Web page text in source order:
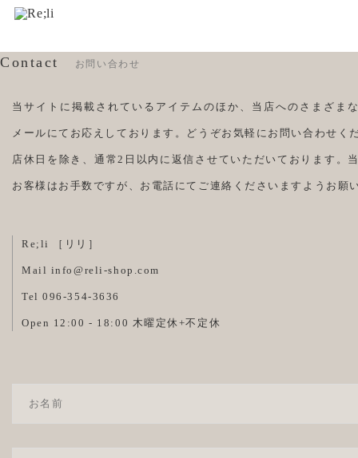
Contact お問い合わせ
当サイトに掲載されているアイテムのほか、当店へのさまざま
メールにてお応えしております。どうぞお気軽にお問い合わせく
店休日を除き、通常2日以内に返信させていただいております。
お客様はお手数ですが、お電話にてご連絡くださいますようお願
Re;li ［リリ］
Mail info@reli-shop.com
Tel 096-354-3636
Open 12:00 - 18:00 木曜定休+不定休